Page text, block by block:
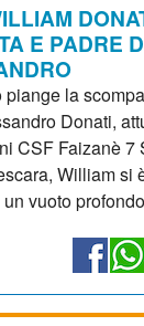
E PADRE
la
Donati,
CSF Faizanè 7
William si
vuoto